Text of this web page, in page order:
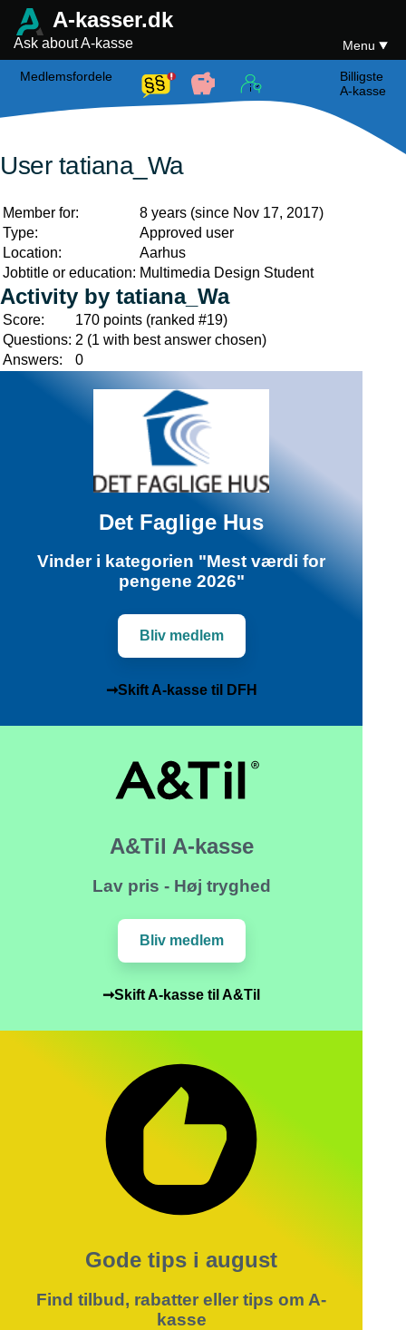
A-kasser.dk
Ask about A-kasse Menu
Medlemsfordele
Billigste
A-kasse
User tatiana_Wa
Member for:
8 years (since Nov 17, 2017)
Type:
Approved user
Location:
Aarhus
Jobtitle or education: Multimedia Design Student
Activity by tatiana_Wa
Score: 170 points (ranked #19)
Questions: 2 (1 with best answer chosen)
Answers:
0
Det Faglige Hus
Vinder i kategorien "Mest værdi for
pengene 2026"
Bliv medlem
➞Skift A-kasse til DFH
A&Til A-kasse
Lav pris - Høj tryghed
Bliv medlem
➞Skift A-kasse til A&Til
Gode tips i august
Find tilbud, rabatter eller tips om A-
kasse